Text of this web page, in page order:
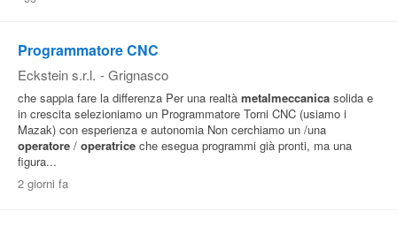
Programmatore CNC
Eckstein s.r.l. - Grignasco
che sappia fare la differenza Per una realtà metalmeccanica solida e
in crescita selezioniamo un Programmatore Torni CNC (usiamo i
Mazak) con esperienza e autonomia Non cerchiamo un /una
operatore / operatrice che esegua programmi già pronti, ma una
figura...
2 giorni fa